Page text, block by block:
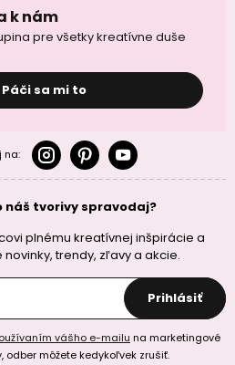
k nám
pre všetky kreatívne duše
Páči sa mi to
na:
náš tvorivy spravodaj?
plnému kreatívnej inšpirácie a
trendy, zľavy a akcie.
Prihlásiť
vášho e-mailu na marketingové
odber môžete kedykoľvek zrušiť.